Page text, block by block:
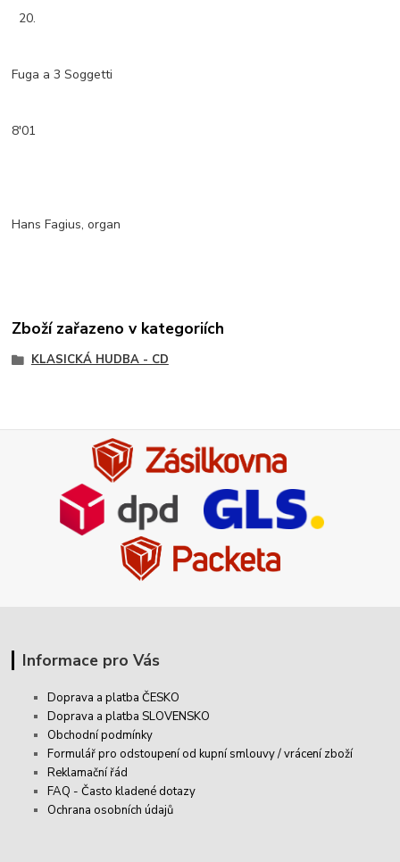
20.
Fuga a 3 Soggetti
8'01
Hans Fagius, organ
Zboží zařazeno v kategoriích
KLASICKÁ HUDBA - CD
Informace pro Vás
Doprava a platba ČESKO
Doprava a platba SLOVENSKO
Obchodní podmínky
Formulář pro odstoupení od kupní smlouvy / vrácení zboží
Reklamační řád
FAQ - Často kladené dotazy
Ochrana osobních údajů